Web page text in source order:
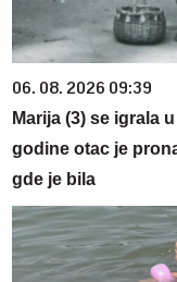
06. 08. 2026 09:39
Marija (3) se igrala
godine otac je
gde je bila